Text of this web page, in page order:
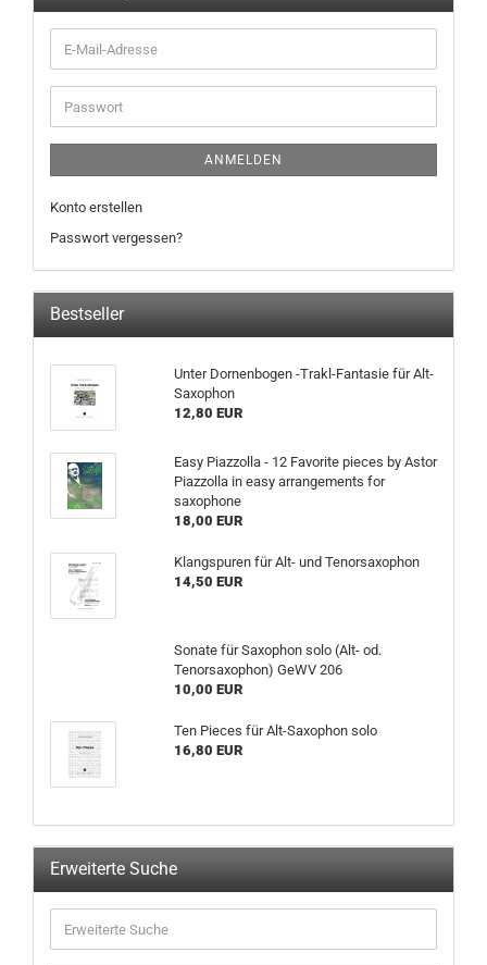
ANMELDEN
Konto erstellen
Passwort vergessen?
Bestseller
Unter Dornenbogen -Trakl-Fantasie für Alt-
Saxophon
12,80 EUR
Easy Piazzolla - 12 Favorite pieces by Astor
Piazzolla in easy arrangements for
saxophone
18,00 EUR
Klangspuren für Alt- und Tenorsaxophon
14,50 EUR
Sonate für Saxophon solo (Alt- od.
Tenorsaxophon) GeWV 206
10,00 EUR
Ten Pieces für Alt-Saxophon solo
16,80 EUR
Erweiterte Suche